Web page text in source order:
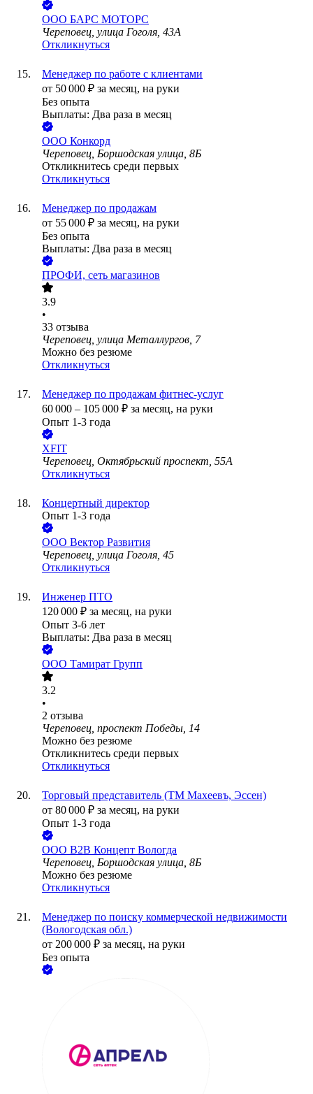
ООО БАРС МОТОРС
Череповец, улица Гоголя, 43А
Откликнуться
Менеджер по работе с клиентами
от 50 000 ₽ за месяц, на руки
Без опыта
Выплаты: Два раза в месяц
ООО Конкорд
Череповец, Боршодская улица, 8Б
Откликнитесь среди первых
Откликнуться
Менеджер по продажам
от 55 000 ₽ за месяц, на руки
Без опыта
Выплаты: Два раза в месяц
ПРОФИ, сеть магазинов
3.9
•
33 отзыва
Череповец, улица Металлургов, 7
Можно без резюме
Откликнуться
Менеджер по продажам фитнес-услуг
60 000 – 105 000 ₽ за месяц, на руки
Опыт 1-3 года
XFIT
Череповец, Октябрьский проспект, 55А
Откликнуться
Концертный директор
Опыт 1-3 года
ООО Вектор Развития
Череповец, улица Гоголя, 45
Откликнуться
Инженер ПТО
120 000 ₽ за месяц, на руки
Опыт 3-6 лет
Выплаты: Два раза в месяц
ООО Тамират Групп
3.2
•
2 отзыва
Череповец, проспект Победы, 14
Можно без резюме
Откликнитесь среди первых
Откликнуться
Торговый представитель (ТМ Махеевъ, Эссен)
от 80 000 ₽ за месяц, на руки
Опыт 1-3 года
ООО В2В Концепт Вологда
Череповец, Боршодская улица, 8Б
Можно без резюме
Откликнуться
Менеджер по поиску коммерческой недвижимости
(Вологодская обл.)
от 200 000 ₽ за месяц, на руки
Без опыта